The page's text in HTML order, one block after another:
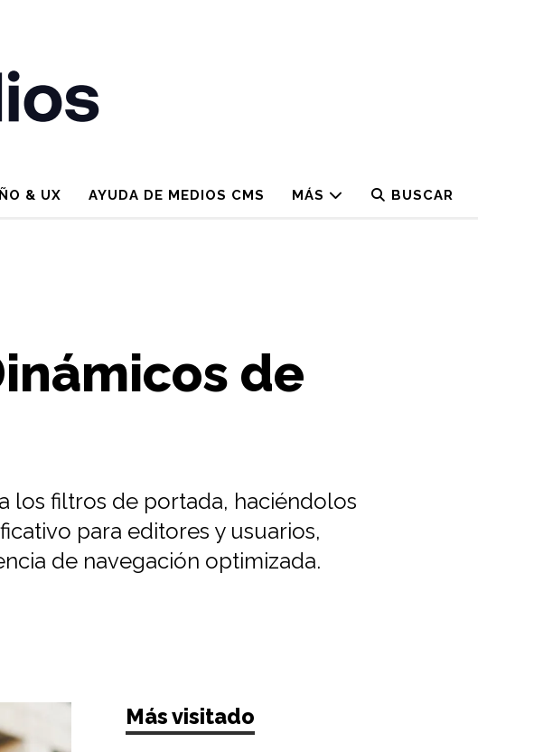
& UX AYUDA DE MEDIOS CMS MÁS BUSCAR
de
los filtros de portada, haciéndolos
para editores y usuarios,
de navegación optimizada.
Más visitado